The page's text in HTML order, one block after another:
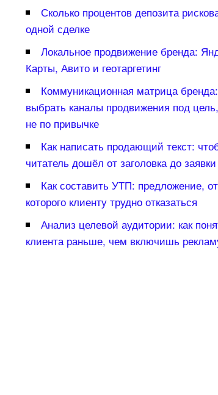
Сколько процентов депозита
одной сделке
Локальное продвижение бренда:
Карты, Авито и геотаргетин
Коммуникационная матрица
ыбрать каналы продвижения под
не по привычке
Как написать продающий текст:
читатель дошёл от заголовка до заявки
Как составить УТП: предложение, от
которого клиенту трудно отказаться
Анализ целевой аудитории: как
клиента раньше, чем включишь